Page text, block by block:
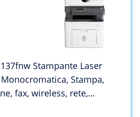
Stampante Laser
Stampa,
fax, wireless, rete,